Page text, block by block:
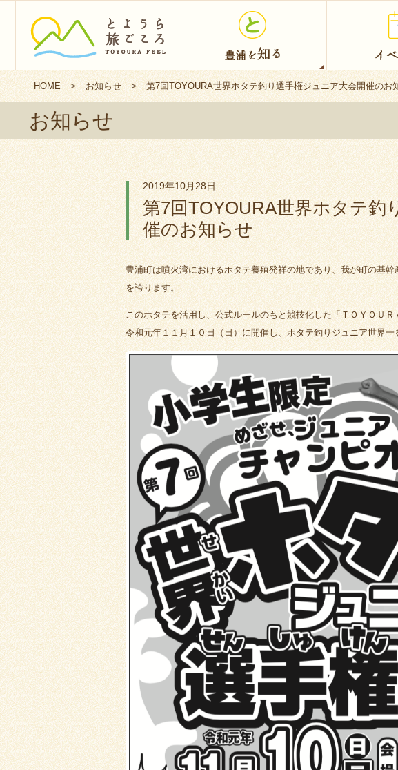
HOME > お知らせ > 第7回TOYOURA世界ホタテ釣り選手権ジュニア大会開催のお
お知らせ
2019年10月28日
第7回TOYOURA世界ホタテ釣
催のお知らせ
豊浦町は噴火湾におけるホタテ養殖発祥の地であり、我が町の基
を誇ります。
このホタテを活用し、公式ルールのもと競技化した「ＴＯＹＯＵ
令和元年１１月１０日（日）に開催し、ホタテ釣りジュニア世界一